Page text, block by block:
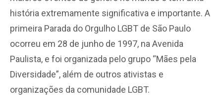
história extremamente significativa e importante. A
primeira Parada do Orgulho LGBT de São Paulo
ocorreu em 28 de junho de 1997, na Avenida
Paulista, e foi organizada pelo grupo “Mães pela
Diversidade”, além de outros ativistas e
organizações da comunidade LGBT.